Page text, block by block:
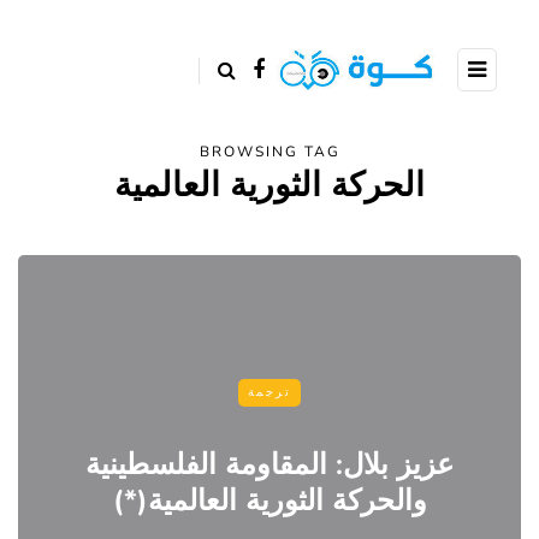
BROWSING TAG
الحركة الثورية العالمية
ترجمة
عزيز بلال: المقاومة الفلسطينية
والحركة الثورية العالمية(*)